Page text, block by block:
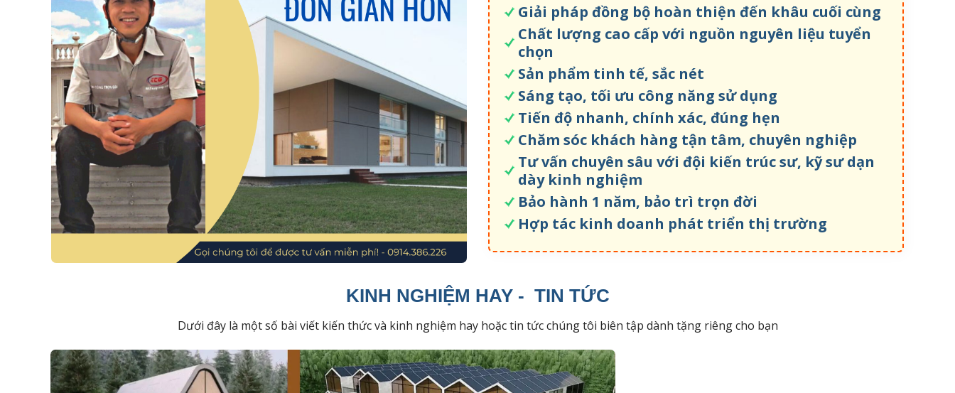
Giải pháp đồng bộ hoàn thiện đến khâu cuối cùng
Chất lượng cao cấp với nguồn nguyên liệu tuyển
chọn
Sản phẩm tinh tế, sắc nét
Sáng tạo, tối ưu công năng sử dụng
Tiến độ nhanh, chính xác, đúng hẹn
Chăm sóc khách hàng tận tâm, chuyên nghiệp
Tư vấn chuyên sâu với đội kiến trúc sư, kỹ sư dạn
dày kinh nghiệm
Bảo hành 1 năm, bảo trì trọn đời
Hợp tác kinh doanh phát triển thị trường
KINH NGHIỆM HAY - TIN TỨC
Dưới đây là một số bài viết kiến thức và kinh nghiệm hay hoặc tin tức chúng tôi biên tập dành tặng riêng cho bạn